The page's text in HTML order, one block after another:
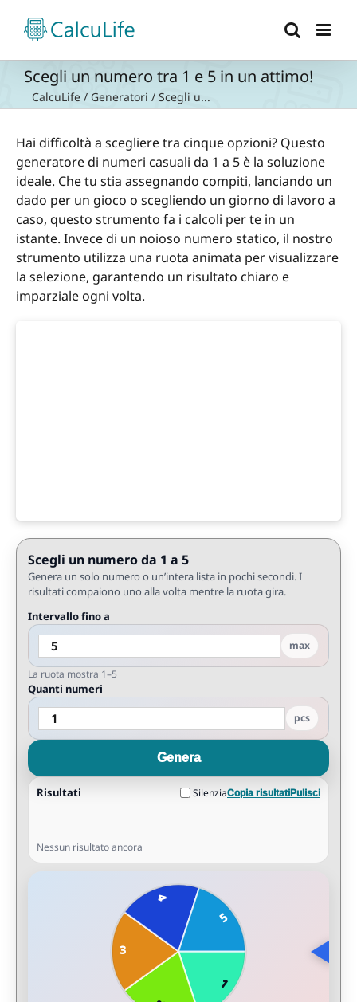
contenuto
Scegli un numero tra 1 e 5 in un attimo!
CalcuLife / Generatori / Scegli u...
Hai difficoltà a scegliere tra cinque opzioni? Questo
generatore di numeri casuali da 1 a 5 è la soluzione
ideale. Che tu stia assegnando compiti, lanciando un
dado per un gioco o scegliendo un giorno di lavoro a
caso, questo strumento fa i calcoli per te in un
istante. Invece di un noioso numero statico, il nostro
strumento utilizza una ruota animata per visualizzare
la selezione, garantendo un risultato chiaro e
imparziale ogni volta.
Scegli un numero da 1 a 5
Genera un solo numero o un’intera lista in pochi secondi. I
risultati compaiono uno alla volta mentre la ruota gira.
Intervallo fino a
max
La ruota mostra 1–5
Quanti numeri
pcs
Genera
Risultati SilenziaCopia risultatiPulisci
Nessun risultato ancora